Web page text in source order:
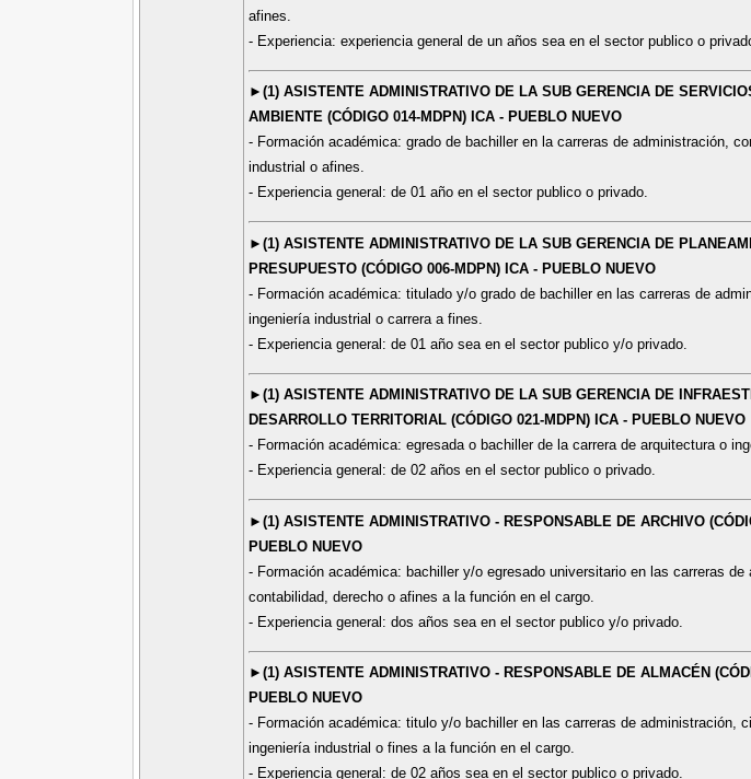
afines.
- Experiencia: experiencia general de un años sea en el sector publico o
►(1) ASISTENTE ADMINISTRATIVO DE LA SUB GERENCIA DE
AMBIENTE (CÓDIGO 014-MDPN) ICA - PUEBLO NUEVO
- Formación académica: grado de bachiller en la carreras de administración,
industrial o afines.
- Experiencia general: de 01 año en el sector publico o privado.
►(1) ASISTENTE ADMINISTRATIVO DE LA SUB GERENCIA DE
PRESUPUESTO (CÓDIGO 006-MDPN) ICA - PUEBLO NUEVO
- Formación académica: titulado y/o grado de bachiller en las carreras de
ingeniería industrial o carrera a fines.
- Experiencia general: de 01 año sea en el sector publico y/o privado.
►(1) ASISTENTE ADMINISTRATIVO DE LA SUB GERENCIA DE
DESARROLLO TERRITORIAL (CÓDIGO 021-MDPN) ICA - PUEBLO NUEVO
- Formación académica: egresada o bachiller de la carrera de arquitectura o
- Experiencia general: de 02 años en el sector publico o privado.
►(1) ASISTENTE ADMINISTRATIVO - RESPONSABLE DE ARCHIVO
PUEBLO NUEVO
- Formación académica: bachiller y/o egresado universitario en las carreras de
contabilidad, derecho o afines a la función en el cargo.
- Experiencia general: dos años sea en el sector publico y/o privado.
►(1) ASISTENTE ADMINISTRATIVO - RESPONSABLE DE ALMACÉN
PUEBLO NUEVO
- Formación académica: titulo y/o bachiller en las carreras de administración,
ingeniería industrial o fines a la función en el cargo.
- Experiencia general: de 02 años sea en el sector publico o privado.